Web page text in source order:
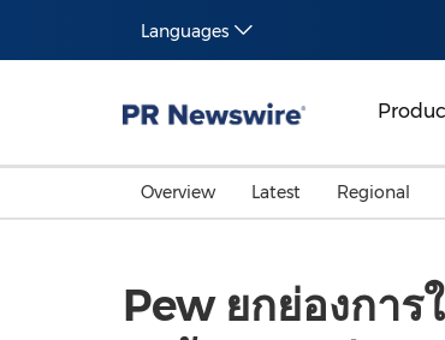
Languages
Overview Latest Regional
Pew ยกย่องกา